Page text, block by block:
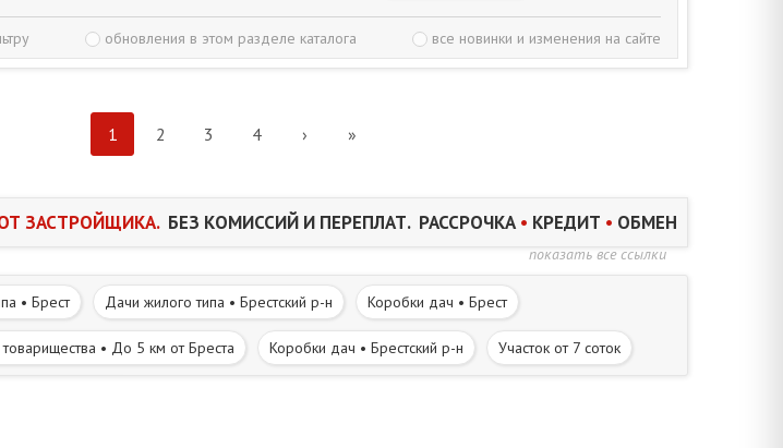
обновления в этом разделе каталога все новинки и изменения на сайте
1 2 3 4 › »
ЗАСТРОЙЩИКА.БЕЗ КОМИССИЙ И ПЕРЕПЛАТ. РАССРОЧКА • КРЕДИТ • ОБМЕН
показать все ссылки
• Брест Дачи жилого типа • Брестский р-н Коробки дач • Брест
• До 5 км от Бреста Коробки дач • Брестский р-н Участок от 7 соток